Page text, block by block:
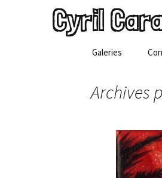
Cyril
AllerGaleries
Archives